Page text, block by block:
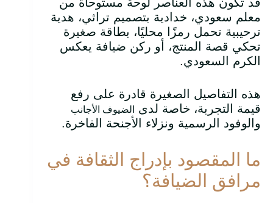
معلم سعودي، خدادية بتصميم تراثي، هدية
ترحيبية تحمل رمزًا محليًا، بطاقة صغيرة
تحكي قصة المنتج، أو ركن ضيافة يعكس
الكرم السعودي.
هذه التفاصيل الصغيرة قادرة على رفع
قيمة التجربة، خاصة لدى
الضيوف الأجانب
والوفود الرسمية ونزلاء الأجنحة الفاخرة.
ما المقصود بإدراج الثقافة في
مرافق الضيافة؟